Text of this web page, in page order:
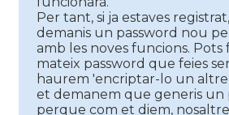
Per tant, si ja estaves
demanis un password nou
amb les noves funcions. Pots
mateix password que feies
haurem 'encriptar-lo un altre
et demanem que generis un
perque com et diem,